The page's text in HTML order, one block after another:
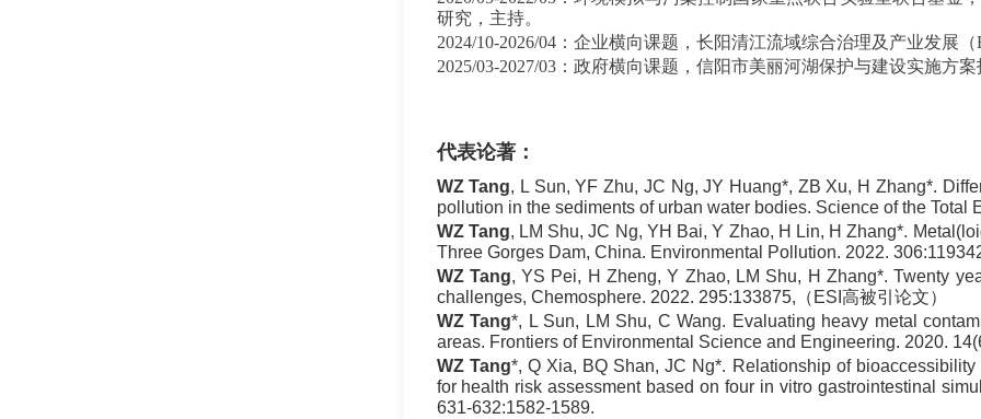
研究，主持。
2024/10-2026/04：企业横向课题，长阳清江流域综合治理及产业发展（
2025/03-2027/03：政府横向课题，信阳市美丽河湖保护与建设实施方案
代表论著：
WZ Tang, L Sun, YF Zhu, JC Ng, JY Huang*, ZB Xu, H Zhang*.
pollution in the sediments of urban water bodies. Science of the Total
WZ Tang, LM Shu, JC Ng, YH Bai, Y Zhao, H Lin, H Zhang*.
Three Gorges Dam, China. Environmental Pollution. 2022.
WZ Tang, YS Pei, H Zheng, Y Zhao, LM Shu, H Zhang*. Twenty
challenges, Chemosphere. 2022. 295:133875,（ESI高被引论文）
WZ Tang*, L Sun, LM Shu, C Wang. Evaluating heavy metal
areas. Frontiers of Environmental Science and Engineering. 2020.
WZ Tang*, Q Xia, BQ Shan, JC Ng*. Relationship of
for health risk assessment based on four in vitro gastrointestinal
631-632:1582-1589.